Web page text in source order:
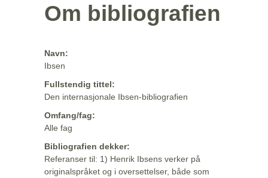
Om bibliografien
Navn:
Ibsen
Fullstendig tittel:
Den internasjonale Ibsen-bibliografien
Omfang/fag:
Alle fag
Bibliografien dekker:
Referanser til: 1) Henrik Ibsens verker på
originalspråket og i oversettelser, både som